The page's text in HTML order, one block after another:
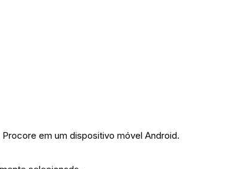
em um dispositivo móvel Android.